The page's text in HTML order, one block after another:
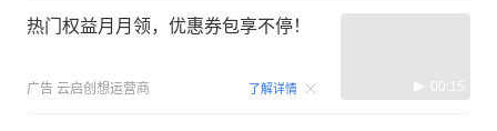
热门权益月月领，优惠券包享不停！
广告 云启创想运营商 了解详情 00:15